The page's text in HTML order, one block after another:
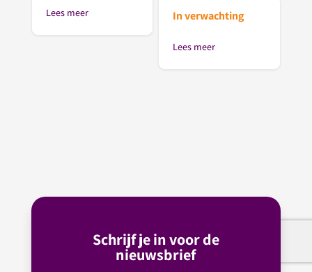
Lees meer In verwachting
Lees meer
Schrijf je in voor de
nieuwsbrief